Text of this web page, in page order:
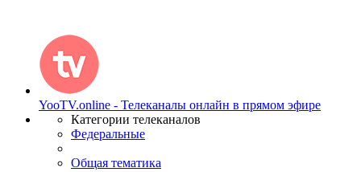
YooTV.online - Телеканалы онлайн в прямом эфире
Категории телеканалов
Федеральные
Общая тематика